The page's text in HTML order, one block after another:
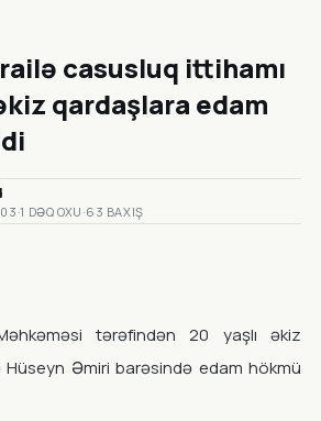
casusluq ittihamı
qardaşlara edam
·1 DƏQ OXU ·63 BAXIŞ
tərəfindən 20 yaşlı əkiz
Əmiri barəsində edam hökmü